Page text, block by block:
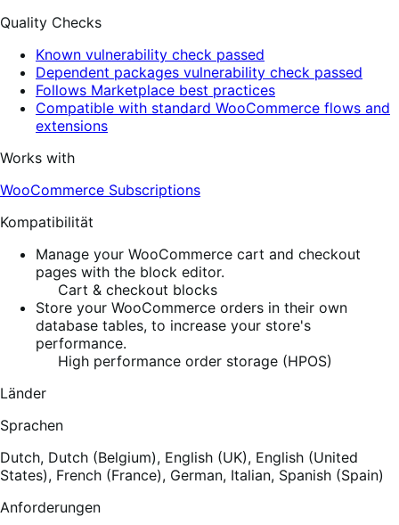
Quality Checks
Known vulnerability check passed
Dependent packages vulnerability check passed
Follows Marketplace best practices
Compatible with standard WooCommerce flows and
extensions
Works with
WooCommerce Subscriptions
Kompatibilität
Manage your WooCommerce cart and checkout
pages with the block editor.
Cart & checkout blocks
Store your WooCommerce orders in their own
database tables, to increase your store's
performance.
High performance order storage (HPOS)
Länder
Sprachen
Dutch, Dutch (Belgium), English (UK), English (United
States), French (France), German, Italian, Spanish (Spain)
Anforderungen